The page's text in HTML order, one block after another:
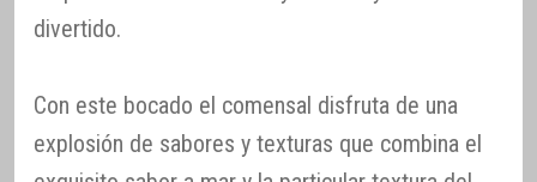
divertido.
Con este bocado el comensal disfruta de una
explosión de sabores y texturas que combina el